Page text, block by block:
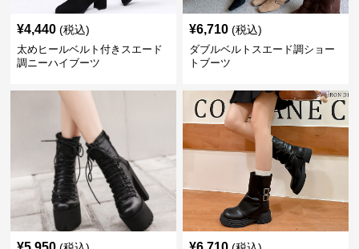
¥4,440 (税込)
太めヒールベルト付きスエード
調ニーハイブーツ
¥6,710 (税込)
ダブルベルトスエード調ショー
トブーツ